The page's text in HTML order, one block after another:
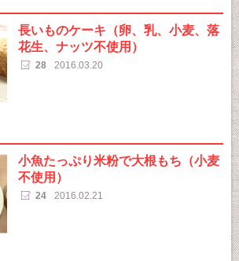
長いものケーキ（卵、乳、小麦、落
花生、ナッツ不使用）
28 2016.03.20
小魚たっぷり米粉で大根もち（小麦
不使用）
24 2016.02.21